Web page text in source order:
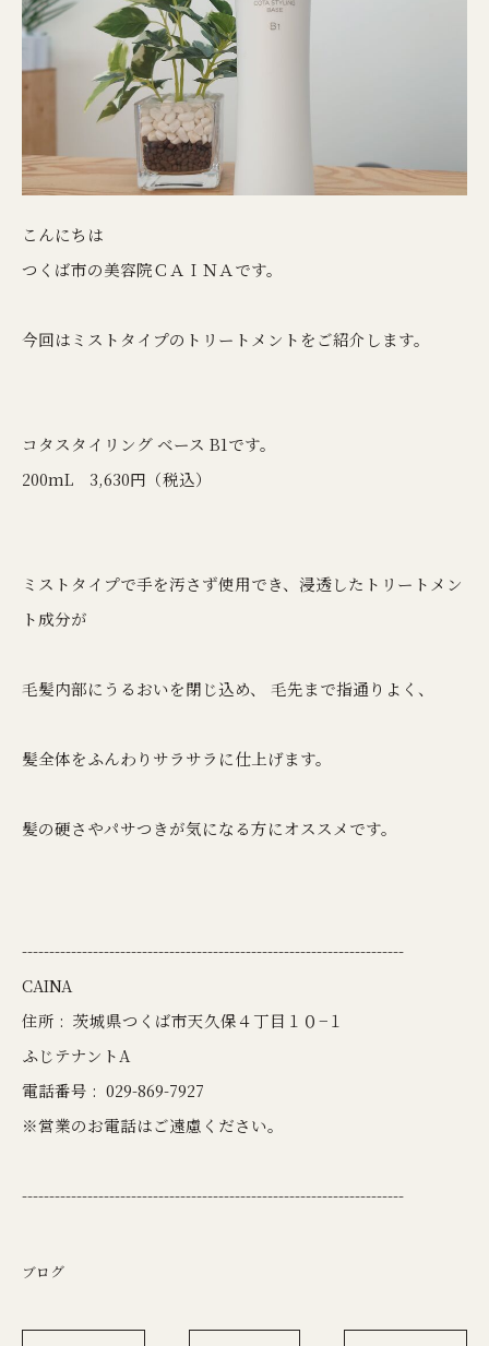
こんにちは
つくば市の美容院ＣＡＩＮＡです。
今回はミストタイプのトリートメントをご紹介します。
コタスタイリング ベース B1です。
200mL 3,630円（税込）
ミストタイプで手を汚さず使用でき、浸透したトリートメン
ト成分が
毛髪内部にうるおいを閉じ込め、 毛先まで指通りよく、
髪全体をふんわりサラサラに仕上げます。
髪の硬さやパサつきが気になる方にオススメです。
----------------------------------------------------------------------
CAINA
住所 : 茨城県つくば市天久保４丁目１０−１
ふじテナントA
電話番号 : 029-869-7927
※営業のお電話はご遠慮ください。
----------------------------------------------------------------------
ブログ